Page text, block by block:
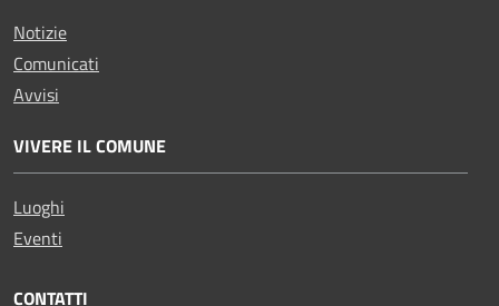
Notizie
Comunicati
Avvisi
VIVERE IL COMUNE
Luoghi
Eventi
CONTATTI